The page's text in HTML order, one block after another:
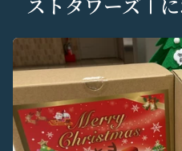
プライバシーポリシー
株式会社GOYOH（以下
利用規約
株式会社GOYOHが運営
Amazonギフト券
Amazon.co.jpで使えるデ